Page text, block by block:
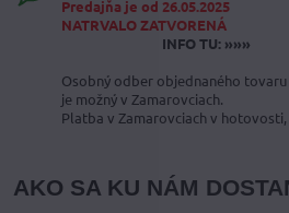
Predajňa je od 26.05.2025
NATRVALO ZATVORENÁ
INFO TU: »»»
Osobný odber objednaného tovaru
je možný v Zamarovciach.
Platba v Zamarovciach v
AKO SA KU NÁM